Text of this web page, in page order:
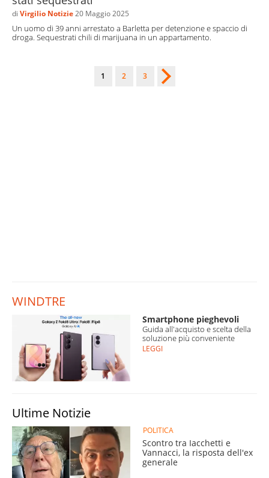
di Virgilio Notizie20 Maggio 2025
Un uomo di 39 anni arrestato a Barletta per detenzione e spaccio di
droga. Sequestrati chili di marijuana in un appartamento.
1 2 3
WINDTRE
Smartphone pieghevoli
Guida all'acquisto e scelta della
soluzione più conveniente
LEGGI
Ultime Notizie
POLITICA
Scontro tra Iacchetti e
Vannacci, la risposta dell'ex
generale